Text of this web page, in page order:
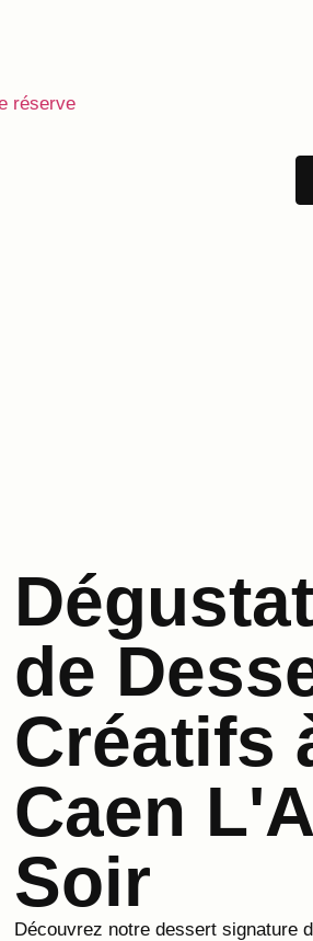
réserve
de
Créatifs
Caen
Soir
Découvrez notre dessert signature